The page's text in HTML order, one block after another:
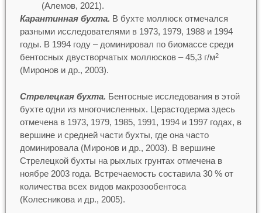
(Алемов, 2021).
Карантинная бухта. В бухте моллюск отмечался
разными исследователями в 1973, 1979, 1988 и 1994
годы. В 1994 году – доминировал по биомассе среди
бентосных двустворчатых моллюсков – 45,3 г/м2
(Миронов и др., 2003).
Стрелецкая бухта. Бентосные исследования в этой
бухте одни из многочисленных. Церастодерма здесь
отмечена в 1973, 1979, 1985, 1991, 1994 и 1997 годах, в
вершине и средней части бухты, где она часто
доминировала (Миронов и др., 2003). В вершине
Стрелецкой бухты на рыхлых грунтах отмечена в
ноябре 2003 года. Встречаемость составила 30 % от
количества всех видов макрозообентоса
(Колесникова и др., 2005).